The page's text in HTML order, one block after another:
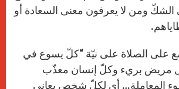
ومن لا يعرفون معنى السعادة أو
على الصلاة على نيّة “كلّ يسوع في
مريض بريء وكلّ إنسان معذّب
المعاملة… أي لكلّ شخص يعاني